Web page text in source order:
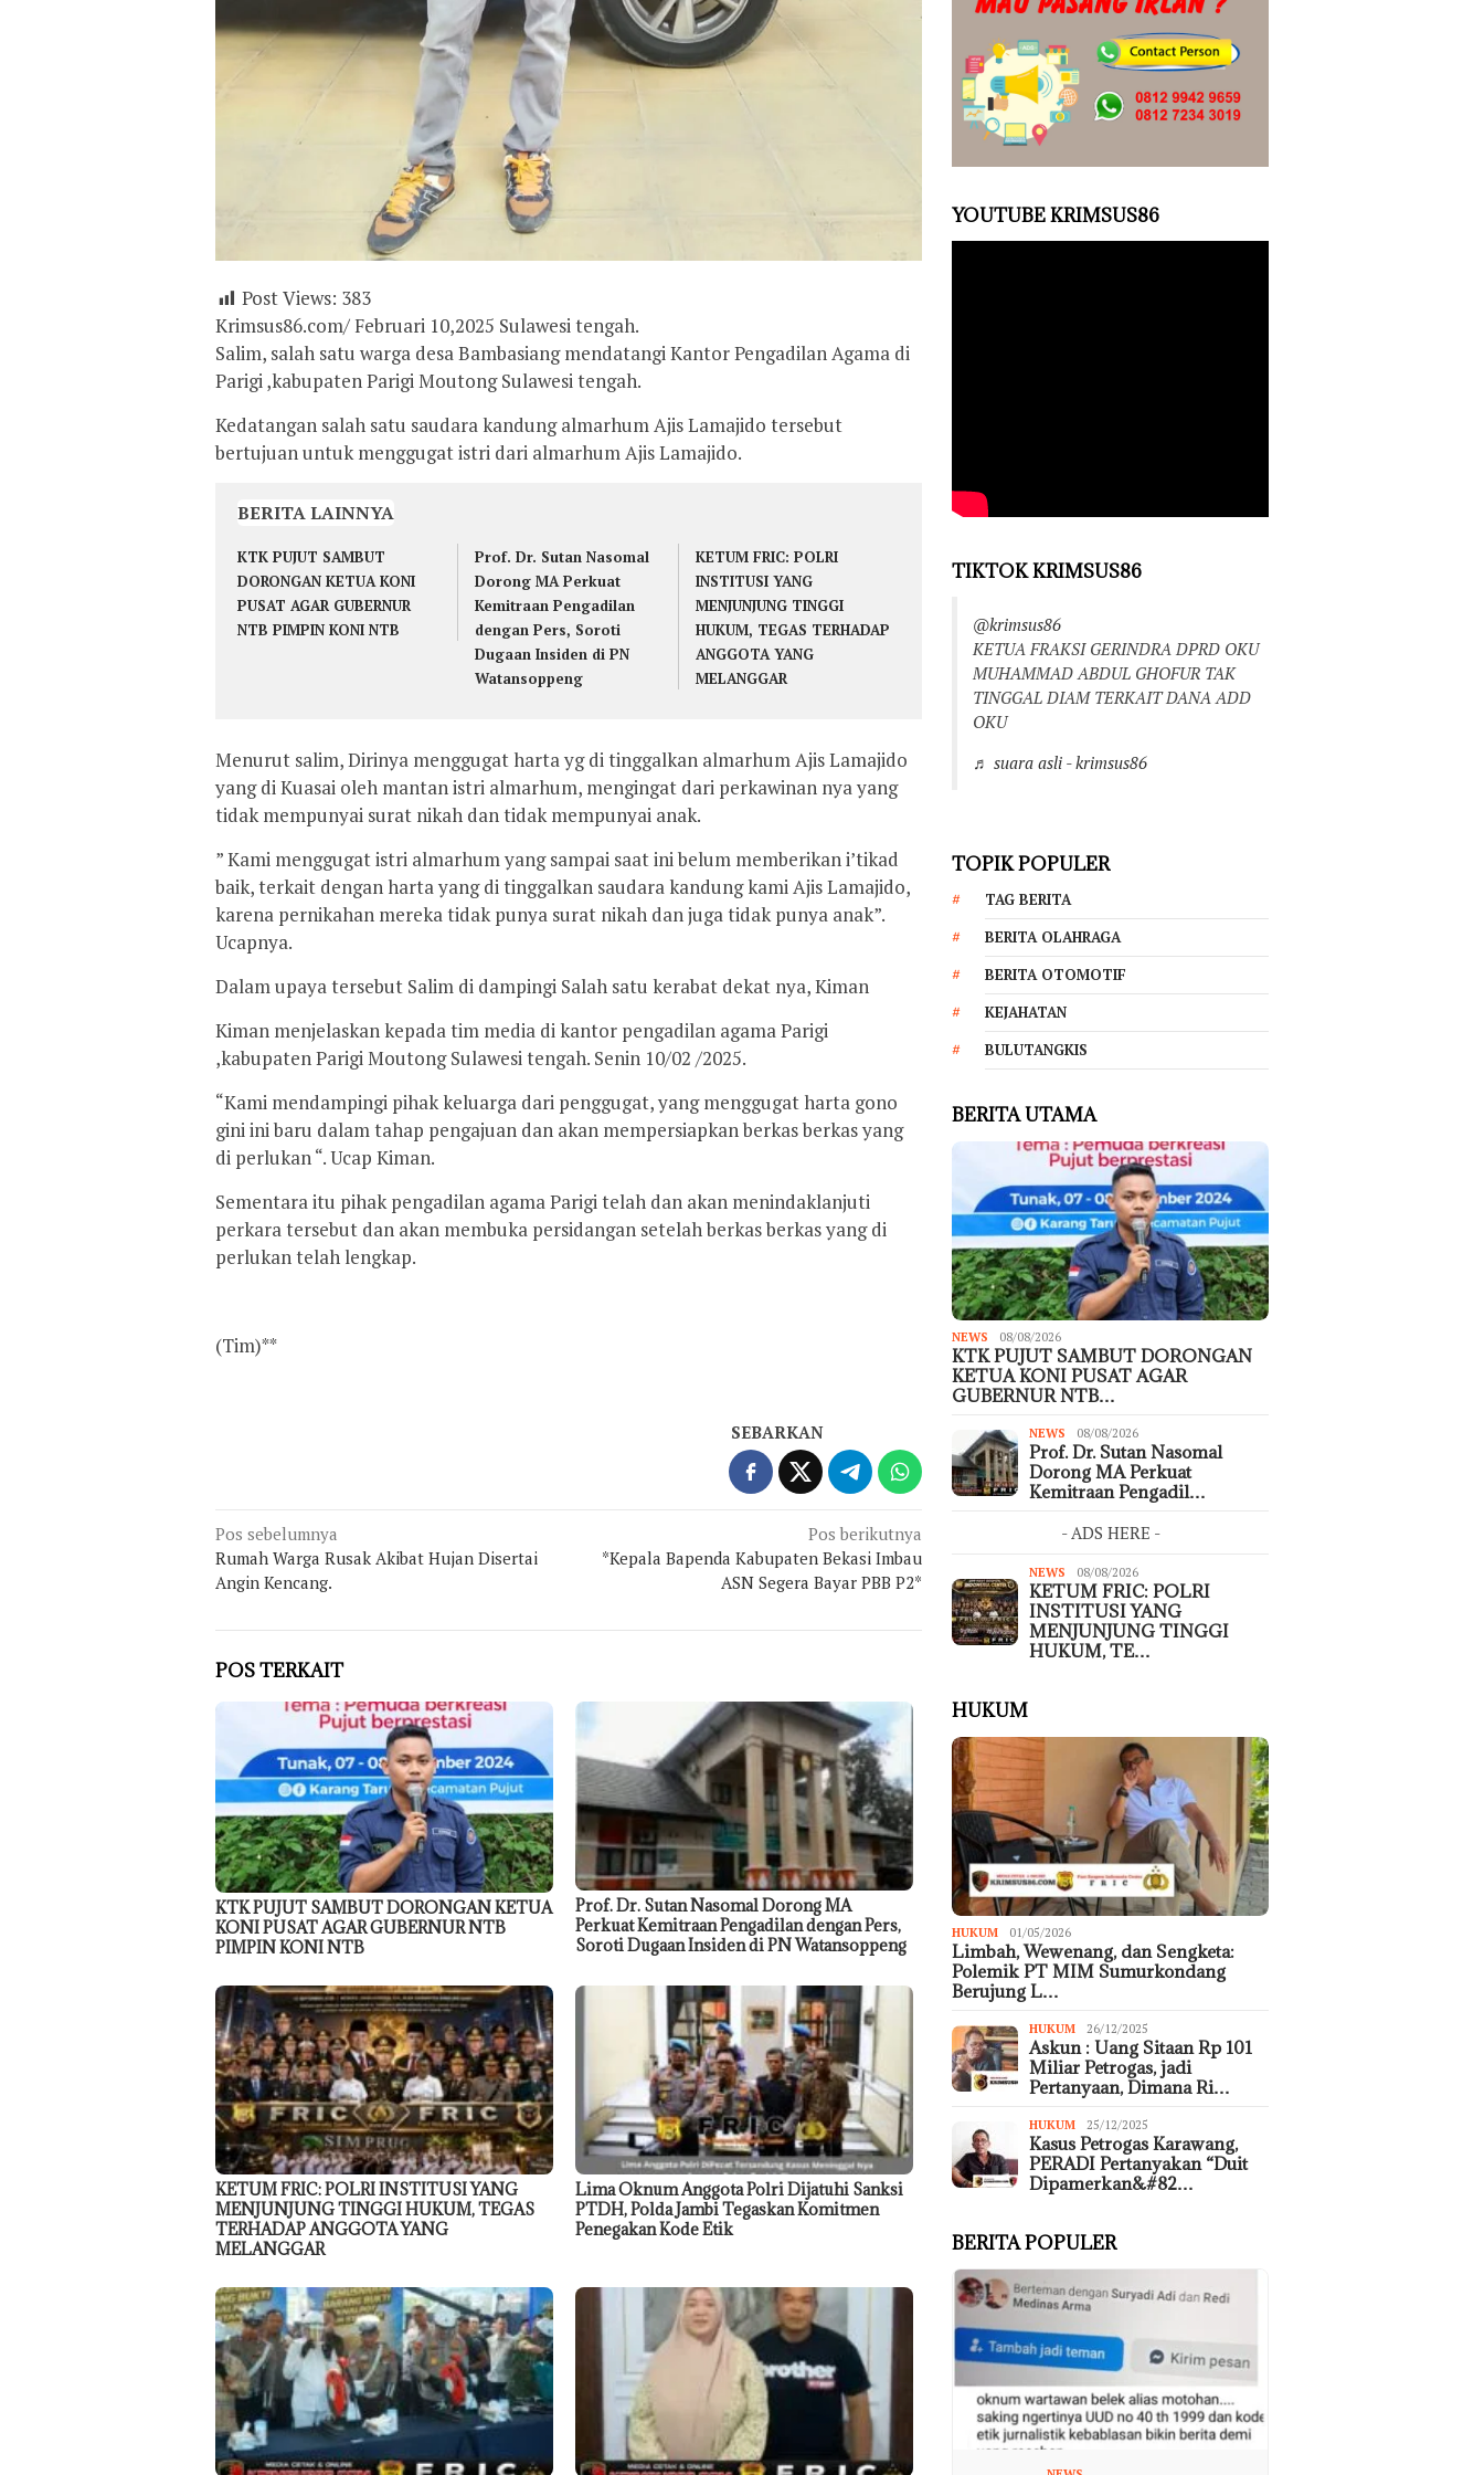
Post Views: 383
Krimsus86.com/ Februari 10,2025 Sulawesi tengah.
Salim, salah satu warga desa Bambasiang mendatangi Kantor Pengadilan Agama di
Parigi ,kabupaten Parigi Moutong Sulawesi tengah.
Kedatangan salah satu saudara kandung almarhum Ajis Lamajido tersebut
bertujuan untuk menggugat istri dari almarhum Ajis Lamajido.
BERITA LAINNYA
KTK PUJUT SAMBUT
DORONGAN KETUA KONI
PUSAT AGAR GUBERNUR
NTB PIMPIN KONI NTB
Prof. Dr. Sutan Nasomal
Dorong MA Perkuat
Kemitraan Pengadilan
dengan Pers, Soroti
Dugaan Insiden di PN
Watansoppeng
KETUM FRIC: POLRI
INSTITUSI YANG
MENJUNJUNG TINGGI
HUKUM, TEGAS TERHADAP
ANGGOTA YANG
MELANGGAR
Menurut salim, Dirinya menggugat harta yg di tinggalkan almarhum Ajis Lamajido
yang di Kuasai oleh mantan istri almarhum, mengingat dari perkawinan nya yang
tidak mempunyai surat nikah dan tidak mempunyai anak.
” Kami menggugat istri almarhum yang sampai saat ini belum memberikan i’tikad
baik, terkait dengan harta yang di tinggalkan saudara kandung kami Ajis Lamajido,
karena pernikahan mereka tidak punya surat nikah dan juga tidak punya anak”.
Ucapnya.
Dalam upaya tersebut Salim di dampingi Salah satu kerabat dekat nya, Kiman
Kiman menjelaskan kepada tim media di kantor pengadilan agama Parigi
,kabupaten Parigi Moutong Sulawesi tengah. Senin 10/02 /2025.
“Kami mendampingi pihak keluarga dari penggugat, yang menggugat harta gono
gini ini baru dalam tahap pengajuan dan akan mempersiapkan berkas berkas yang
di perlukan “. Ucap Kiman.
Sementara itu pihak pengadilan agama Parigi telah dan akan menindaklanjuti
perkara tersebut dan akan membuka persidangan setelah berkas berkas yang di
perlukan telah lengkap.
(Tim)**
SEBARKAN
Navigasi
pos
Pos sebelumnya
Rumah Warga Rusak Akibat Hujan Disertai
Angin Kencang.
Pos berikutnya
*Kepala Bapenda Kabupaten Bekasi Imbau
ASN Segera Bayar PBB P2*
POS TERKAIT
KTK PUJUT SAMBUT DORONGAN KETUA
KONI PUSAT AGAR GUBERNUR NTB
PIMPIN KONI NTB
Prof. Dr. Sutan Nasomal Dorong MA
Perkuat Kemitraan Pengadilan dengan Pers,
Soroti Dugaan Insiden di PN Watansoppeng
KETUM FRIC: POLRI INSTITUSI YANG
MENJUNJUNG TINGGI HUKUM, TEGAS
TERHADAP ANGGOTA YANG
MELANGGAR
Lima Oknum Anggota Polri Dijatuhi Sanksi
PTDH, Polda Jambi Tegaskan Komitmen
Penegakan Kode Etik
YOUTUBE KRIMSUS86
TIKTOK KRIMSUS86
@krimsus86
KETUA FRAKSI GERINDRA DPRD OKU
MUHAMMAD ABDUL GHOFUR TAK
TINGGAL DIAM TERKAIT DANA ADD
OKU
♬ suara asli - krimsus86
TOPIK POPULER
TAG BERITA
BERITA OLAHRAGA
BERITA OTOMOTIF
KEJAHATAN
BULUTANGKIS
BERITA UTAMA
NEWS 08/08/2026
KTK PUJUT SAMBUT DORONGAN
KETUA KONI PUSAT AGAR
GUBERNUR NTB…
NEWS 08/08/2026
Prof. Dr. Sutan Nasomal
Dorong MA Perkuat
Kemitraan Pengadil…
- ADS HERE -
NEWS 08/08/2026
KETUM FRIC: POLRI
INSTITUSI YANG
MENJUNJUNG TINGGI
HUKUM, TE…
HUKUM
HUKUM 01/05/2026
Limbah, Wewenang, dan Sengketa:
Polemik PT MIM Sumurkondang
Berujung L…
HUKUM 26/12/2025
Askun : Uang Sitaan Rp 101
Miliar Petrogas, jadi
Pertanyaan, Dimana Ri…
HUKUM 25/12/2025
Kasus Petrogas Karawang,
PERADI Pertanyakan “Duit
Dipamerkan&#82…
BERITA POPULER